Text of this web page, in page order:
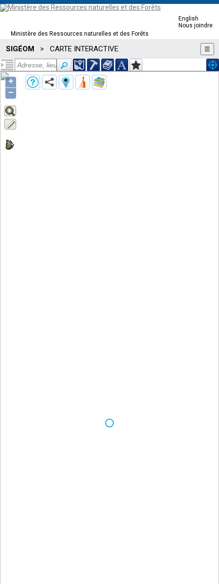
Ministère des Ressources naturelles et des Forêts
English
Nous joindre
SIGÉOM > CARTE INTERACTIVE ☰
+
−